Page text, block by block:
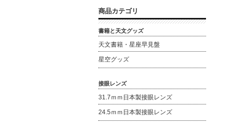
商品カテゴリ
書籍と天文グッズ
天文書籍・星座早見盤
星空グッズ
接眼レンズ
31.7ｍｍ日本製接眼レンズ
24.5ｍｍ日本製接眼レンズ